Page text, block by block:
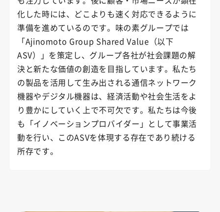
化した時には、どこよりも速く対応できるように
準備を進めているのです。味の素グループでは
「Ajinomoto Group Shared Value（以下
ASV）」を策定し、グループ各社が社会課題の解
決と新たな価値の創造を目指しています。私たち
の製品を活用して生み出される通信ネットワーク
機器やデジタル機器は、経済活動や社会生活をよ
り豊かにしていく上で不可欠です。私たちは今後
も「イノベーションプロバイダー」として事業活
動を行い、このASVを体現する存在であり続ける
所存です。